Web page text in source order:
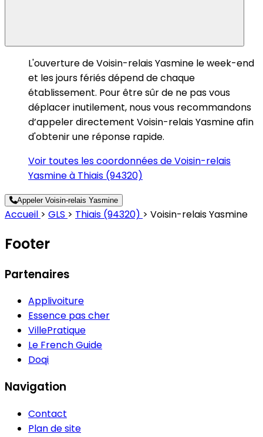
L'ouverture de Voisin-relais Yasmine le week-end
et les jours fériés dépend de chaque
établissement. Pour être sûr de ne pas vous
déplacer inutilement, nous vous recommandons
d’appeler directement Voisin-relais Yasmine afin
d'obtenir une réponse rapide.
Voir toutes les coordonnées de Voisin-relais
Yasmine à Thiais (94320)
Appeler Voisin-relais Yasmine
Accueil > GLS > Thiais (94320) > Voisin-relais Yasmine
Footer
Partenaires
Applivoiture
Essence pas cher
VillePratique
Le French Guide
Doqi
Navigation
Contact
Plan de site